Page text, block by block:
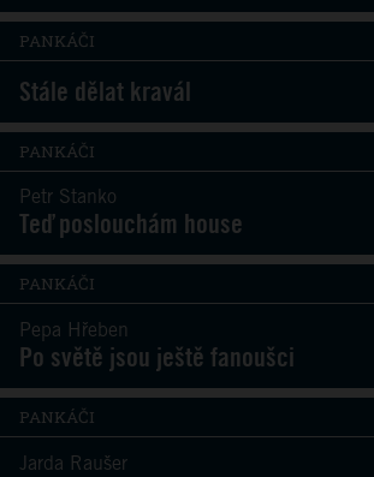
PANKÁČI
Stále dělat kravál
PANKÁČI
Petr Stanko
Teď poslouchám house
PANKÁČI
Pepa Hřeben
Po světě jsou ještě fanoušci
PANKÁČI
Jarda Raušer